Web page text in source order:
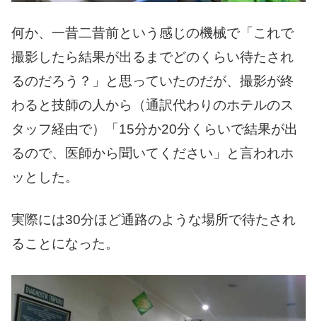
何か、一昔二昔前という感じの機械で「これで
撮影したら結果が出るまでどのくらい待たされ
るのだろう？」と思っていたのだが、撮影が終
わると技師の人から（通訳代わりのホテルのス
タッフ経由で）「15分か20分くらいで結果が出
るので、医師から聞いてください」と言われホ
ッとした。
実際には30分ほど通路のような場所で待たされ
ることになった。